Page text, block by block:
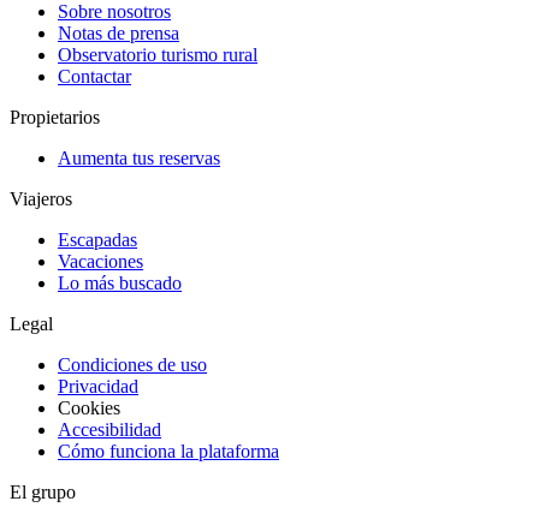
Sobre nosotros
Notas de prensa
Observatorio turismo rural
Contactar
Propietarios
Aumenta tus reservas
Viajeros
Escapadas
Vacaciones
Lo más buscado
Legal
Condiciones de uso
Privacidad
Cookies
Accesibilidad
Cómo funciona la plataforma
El grupo